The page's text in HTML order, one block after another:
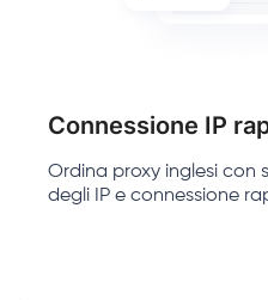
Connessione IP
Ordina proxy inglesi con
degli IP e connessione